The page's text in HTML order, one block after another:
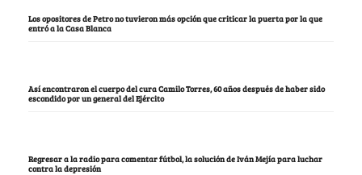
Los opositores de Petro no tuvieron más opción que criticar la puerta por la que
entró a la Casa Blanca
Así encontraron el cuerpo del cura Camilo Torres, 60 años después de haber sido
escondido por un general del Ejército
Regresar a la radio para comentar fútbol, la solución de Iván Mejía para luchar
contra la depresión